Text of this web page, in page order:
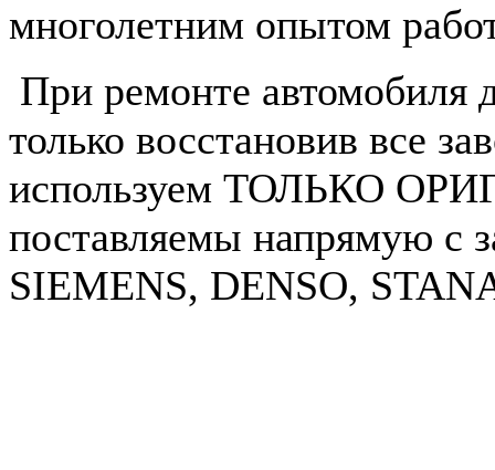
многолетним опытом
При ремонте автомобиля
только восстановив все
используем ТОЛЬКО
поставляемы напрямую с
SIEMENS, DENSO,